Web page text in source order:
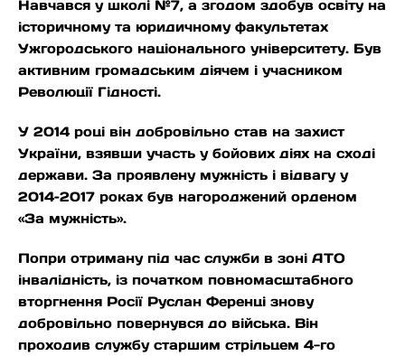
Навчався у школі №7, а згодом здобув освіту на
історичному та юридичному факультетах
Ужгородського національного університету. Був
активним громадським діячем і учасником
Революції Гідності.
У 2014 році він добровільно став на захист
України, взявши участь у бойових діях на сході
держави. За проявлену мужність і відвагу у
2014–2017 роках був нагороджений орденом
«За мужність».
Попри отриману під час служби в зоні АТО
інвалідність, із початком повномасштабного
вторгнення Росії Руслан Ференці знову
добровільно повернувся до війська. Він
проходив службу старшим стрільцем 4-го